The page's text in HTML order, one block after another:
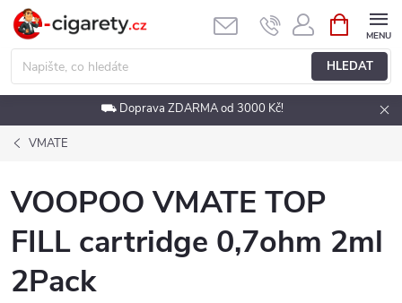
Přejít
obsah
HLEDAT
NÁKUPNÍ
KOŠÍK
⛟ Doprava ZDARMA od 3000 Kč!
VMATE
VOOPOO VMATE TOP
FILL cartridge 0,7ohm 2ml
2Pack